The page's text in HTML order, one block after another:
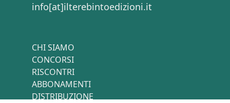
info[at]ilterebintoedizioni.it
CHI SIAMO
CONCORSI
RISCONTRI
ABBONAMENTI
DISTRIBUZIONE